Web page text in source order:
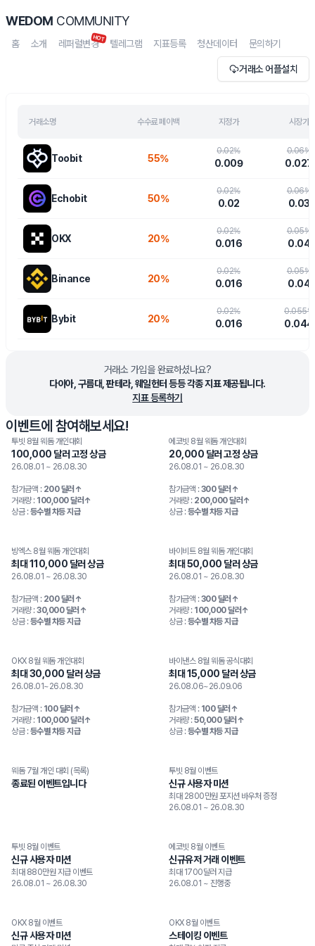
WEDOM COMMUNITY
홈 소개 레퍼럴변경HOT 텔레그램 지표등록 청산데이터 문의하기
거래소 어플설치
거래소명 수수료 페이백 지정가 시장가
Toobit 55%
0.02%
0.009
0.06%
0.027
Echobit 50%
0.02%
0.02
0.06%
0.03
OKX 20%
0.02%
0.016
0.05%
0.04
Binance 20%
0.02%
0.016
0.05%
0.04
Bybit 20%
0.02%
0.016
0.055%
0.044
거래소 가입을 완료하셨나요?
다이아, 구름대, 판테라, 웨일헌터 등등 각종 지표 제공됩니다.
지표 등록하기
이벤트에 참여해보세요!
투빗 8월 웨돔 개인대회
100,000 달러 고정 상금
26.08.01 ~ 26.08.30
참가금액 : 200 달러↑
거래량 : 100,000 달러↑
상금 : 등수별 차등 지급
에코빗 8월 웨돔 개인대회
20,000 달러 고정 상금
26.08.01 ~ 26.08.30
참가금액 : 300 달러↑
거래량 : 200,000 달러↑
상금 : 등수별 차등 지급
빙엑스 8월 웨돔 개인대회
최대 110,000 달러 상금
26.08.01 ~ 26.08.30
참가금액 : 200 달러↑
거래량 : 30,000 달러↑
상금 : 등수별 차등 지급
바이비트 8월 웨돔 개인대회
최대 50,000 달러 상금
26.08.01 ~ 26.08.30
참가금액 : 300 달러↑
거래량 : 100,000 달러↑
상금 : 등수별 차등 지급
OKX 8월 웨돔 개인대회
최대 30,000 달러 상금
26.08.01~26.08.30
참가금액 : 100 달러↑
거래량 : 100,000 달러↑
상금 : 등수별 차등 지급
바이낸스 8월 웨돔 공식대회
최대 15,000 달러 상금
26.08.06~26.09.06
참가금액 : 100 달러↑
거래량 : 50,000 달러↑
상금 : 등수별 차등 지급
종료된 이벤트
웨돔 7월 개인 대회 (목록)
종료된 이벤트입니다
투빗 8월 이벤트
신규 사용자 미션
최대 2800만원 포지션 바우처 증정
26.08.01 ~ 26.08.30
투빗 8월 이벤트
신규 사용자 미션
최대 880만원 지급 이벤트
26.08.01 ~ 26.08.30
에코빗 8월 이벤트
신규유저 거래 이벤트
최대 1700달러 지급
26.08.01 ~ 진행중
OKX 8월 이벤트
신규 사용자 미션
OKX 8월 이벤트
스테이킹 이벤트